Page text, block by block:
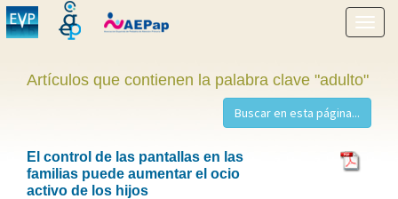
menú
Artículos que contienen la palabra clave "adulto"
El control de las pantallas en las
familias puede aumentar el ocio
activo de los hijos